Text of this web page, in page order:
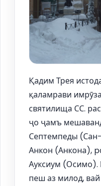
Қадим Трея
қаламрави
святилища СС.
ҷо ҷамъ
Септемпеды
Анкон (Анкона),
Ауксиум (Осимо).
пеш аз милод,